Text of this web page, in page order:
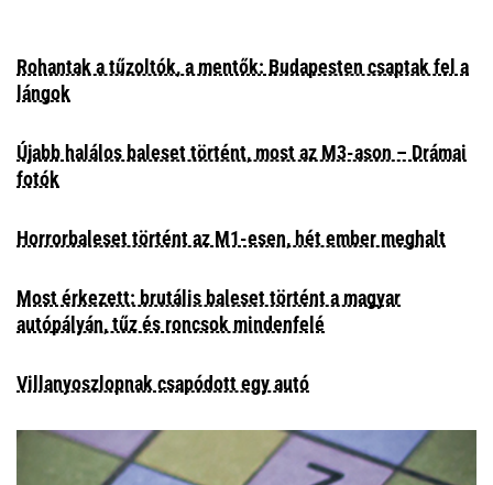
Rohantak a tűzoltók, a mentők: Budapesten csaptak fel a
lángok
Újabb halálos baleset történt, most az M3-ason – Drámai
fotók
Horrorbaleset történt az M1-esen, hét ember meghalt
Most érkezett: brutális baleset történt a magyar
autópályán, tűz és roncsok mindenfelé
Villanyoszlopnak csapódott egy autó